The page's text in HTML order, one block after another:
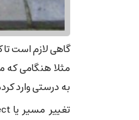
گاهی لازم است
مثلا هنگامی که
به درستی وارد